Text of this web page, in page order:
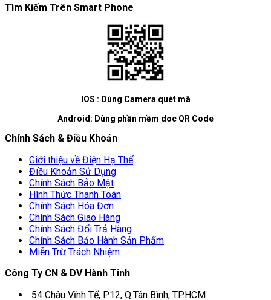
Tìm Kiếm Trên Smart Phone
IOS : Dùng Camera quét mã
Android: Dùng phần mềm doc QR Code
Chính Sách & Điều Khoản
Giới thiệu về Điện Hạ Thế
Điều Khoản Sử Dụng
Chính Sách Bảo Mật
Hình Thức Thanh Toán
Chính Sách Hóa Đơn
Chính Sách Giao Hàng
Chính Sách Đổi Trả Hàng
Chính Sách Bảo Hành Sản Phẩm
Miễn Trừ Trách Nhiệm
Công Ty CN & DV Hành Tinh
54 Châu Vĩnh Tế, P12, Q.Tân Bình, TP.HCM